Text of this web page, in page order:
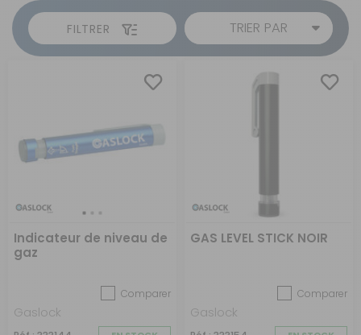
FILTRER TRIER PAR
Indicateur de niveau de
gaz
Comparer
Gaslock
GAS LEVEL STICK NOIR
Comparer
Gaslock